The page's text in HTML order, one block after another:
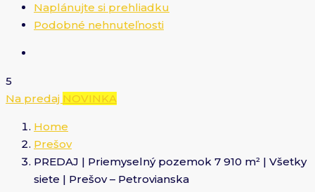
Naplánujte si prehliadku
Podobné nehnuteľnosti
5
Na predaj NOVINKA
Home
Prešov
PREDAJ | Priemyselný pozemok 7 910 m² | Všetky
siete | Prešov – Petrovianska